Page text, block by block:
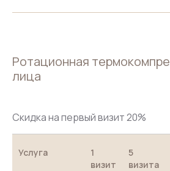
Ротационная
лица
Скидка на первый визит 20%
Услуга
1
визит
5
визита